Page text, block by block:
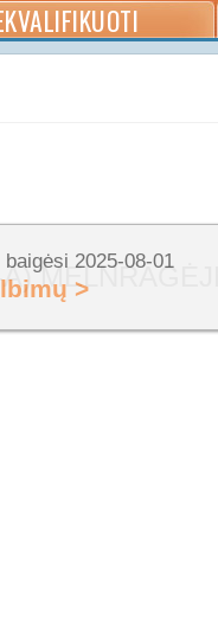
MELNRAGĖJE
2025-08-01
>